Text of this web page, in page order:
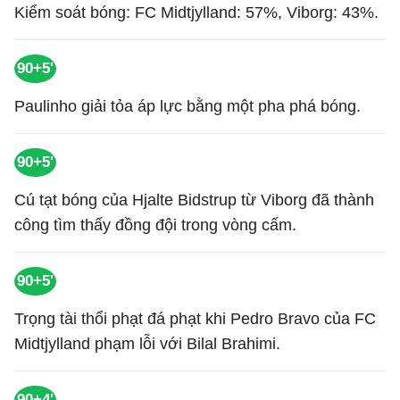
Kiểm soát bóng: FC Midtjylland: 57%, Viborg: 43%.
90+5'
Paulinho giải tỏa áp lực bằng một pha phá bóng.
90+5'
Cú tạt bóng của Hjalte Bidstrup từ Viborg đã thành
công tìm thấy đồng đội trong vòng cấm.
90+5'
Trọng tài thổi phạt đá phạt khi Pedro Bravo của FC
Midtjylland phạm lỗi với Bilal Brahimi.